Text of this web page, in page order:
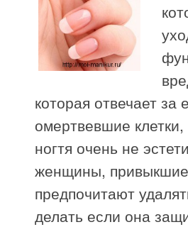
которая отвечает
омертвевшие
ногтя очень не
женщины, привыкшие
предпочитают
делать если она